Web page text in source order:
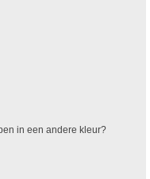
in een andere kleur?